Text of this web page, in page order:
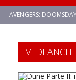
AVENGERS:
VEDI ANCHE